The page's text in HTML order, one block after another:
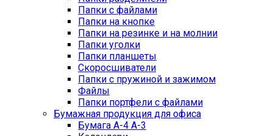
Папки с файлами
Папки на кнопке
Папки на резинке и на молнии
Папки уголки
Папки планшеты
Скоросшиватели
Папки с пружиной и зажимом
Файлы
Папки портфели с файлами
Бумажная продукция для офиса
Бумага А-4 А-3